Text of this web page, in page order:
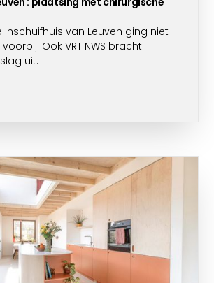
Inschuifhuis van Leuven ging niet
Ook VRT NWS bracht
uit.